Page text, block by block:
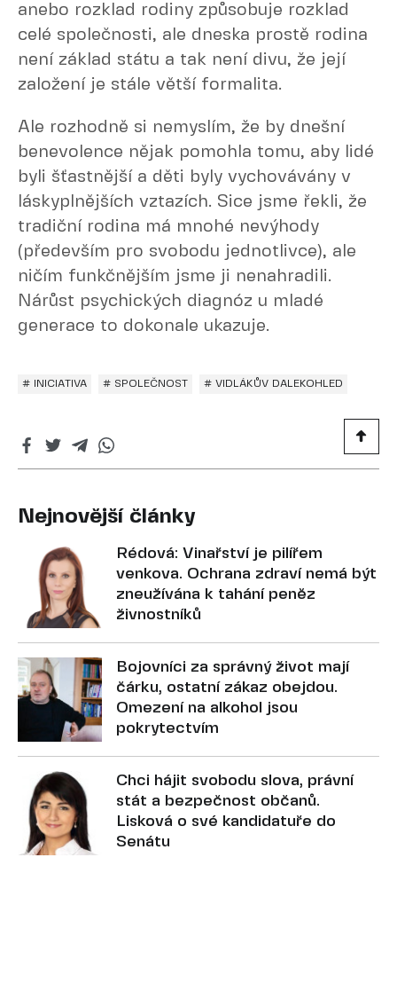
anebo rozklad rodiny způsobuje rozklad
celé společnosti, ale dneska prostě rodina
není základ státu a tak není divu, že její
založení je stále větší formalita.
Ale rozhodně si nemyslím, že by dnešní
benevolence nějak pomohla tomu, aby lidé
byli šťastnější a děti byly vychovávány v
láskyplnějších vztazích. Sice jsme řekli, že
tradiční rodina má mnohé nevýhody
(především pro svobodu jednotlivce), ale
ničím funkčnějším jsme ji nenahradili.
Nárůst psychických diagnóz u mladé
generace to dokonale ukazuje.
# INICIATIVA # SPOLEČNOST # VIDLÁKŮV DALEKOHLED
Nejnovější články
Rédová: Vinařství je pilířem
venkova. Ochrana zdraví nemá být
zneužívána k tahání peněz
živnostníků
Bojovníci za správný život mají
čárku, ostatní zákaz obejdou.
Omezení na alkohol jsou
pokrytectvím
Chci hájit svobodu slova, právní
stát a bezpečnost občanů.
Lisková o své kandidatuře do
Senátu